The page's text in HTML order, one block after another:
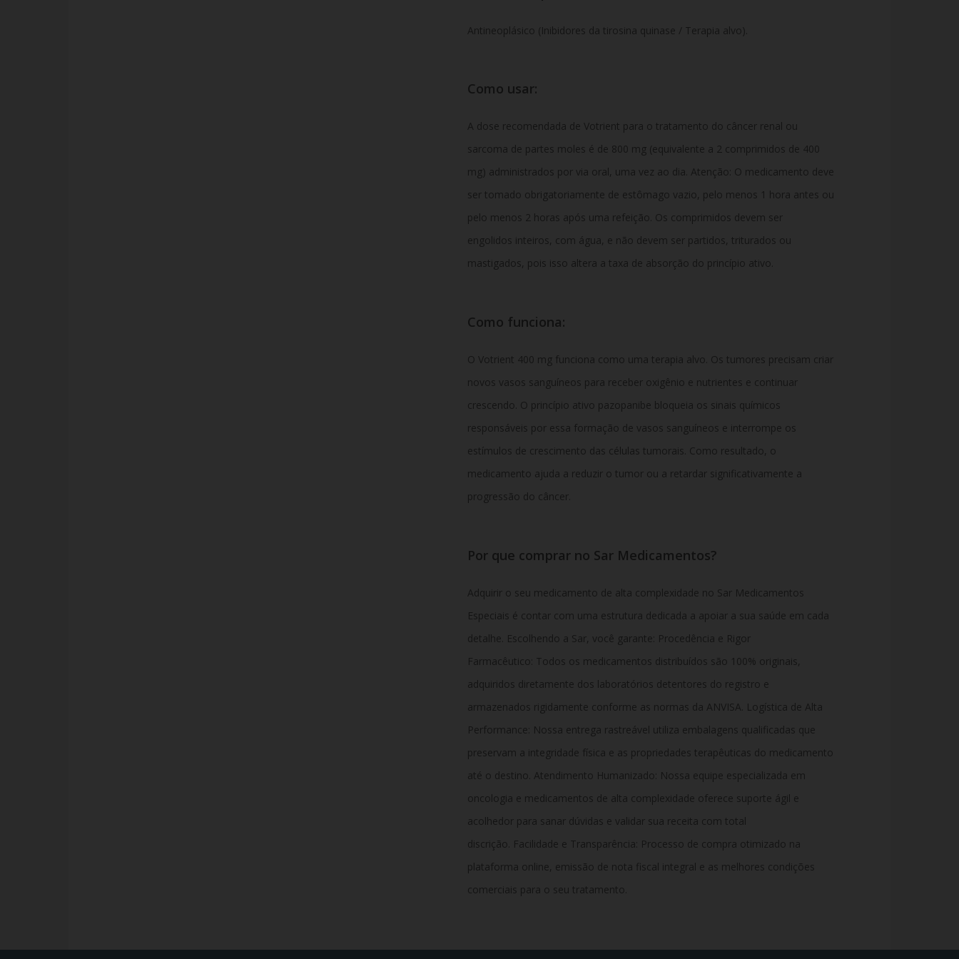
Antineoplásico (Inibidores da tirosina quinase / Terapia alvo).
Como usar:
A dose recomendada de Votrient para o tratamento do câncer renal ou
sarcoma de partes moles é de 800 mg (equivalente a 2 comprimidos de 400
mg) administrados por via oral, uma vez ao dia. Atenção: O medicamento deve
ser tomado obrigatoriamente de estômago vazio, pelo menos 1 hora antes ou
pelo menos 2 horas após uma refeição. Os comprimidos devem ser
engolidos inteiros, com água, e não devem ser partidos, triturados ou
mastigados, pois isso altera a taxa de absorção do princípio ativo.
Como funciona:
O Votrient 400 mg funciona como uma terapia alvo. Os tumores precisam criar
novos vasos sanguíneos para receber oxigênio e nutrientes e continuar
crescendo. O princípio ativo pazopanibe bloqueia os sinais químicos
responsáveis por essa formação de vasos sanguíneos e interrompe os
estímulos de crescimento das células tumorais. Como resultado, o
medicamento ajuda a reduzir o tumor ou a retardar significativamente a
progressão do câncer.
Por que comprar no Sar Medicamentos?
Adquirir o seu medicamento de alta complexidade no Sar Medicamentos
Especiais é contar com uma estrutura dedicada a apoiar a sua saúde em cada
detalhe. Escolhendo a Sar, você garante: Procedência e Rigor
Farmacêutico: Todos os medicamentos distribuídos são 100% originais,
adquiridos diretamente dos laboratórios detentores do registro e
armazenados rigidamente conforme as normas da ANVISA. Logística de Alta
Performance: Nossa entrega rastreável utiliza embalagens qualificadas que
preservam a integridade física e as propriedades terapêuticas do medicamento
até o destino. Atendimento Humanizado: Nossa equipe especializada em
oncologia e medicamentos de alta complexidade oferece suporte ágil e
acolhedor para sanar dúvidas e validar sua receita com total
discrição. Facilidade e Transparência: Processo de compra otimizado na
plataforma online, emissão de nota fiscal integral e as melhores condições
comerciais para o seu tratamento.